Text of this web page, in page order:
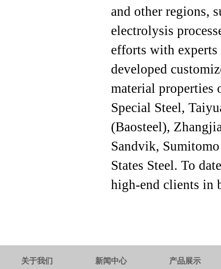
and other regions,
electrolysis
efforts with
developed
material properties
Special Steel,
(Baosteel),
Sandvik,
States Steel. To
high-end clients in
关于我们 新闻中心 产品展示